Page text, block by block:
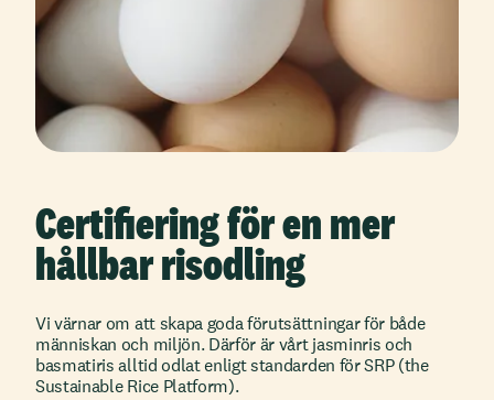
Certifiering för en mer
hållbar risodling
Vi värnar om att skapa goda förutsättningar för både
människan och miljön. Därför är vårt jasminris och
basmatiris alltid odlat enligt standarden för SRP (the
Sustainable Rice Platform).